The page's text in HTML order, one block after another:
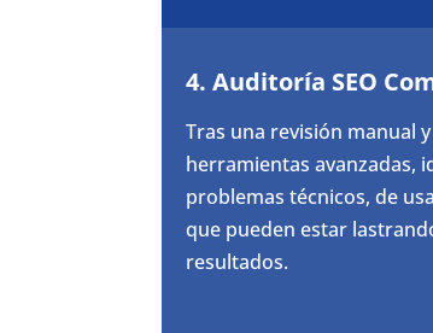
4. Auditoría SEO
Tras una revisión manual
herramientas avanzadas,
problemas técnicos, de
que pueden estar
resultados.